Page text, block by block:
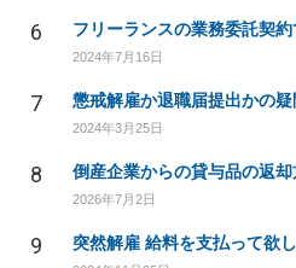
6
2024年7月16日
7
2024年3月25日
8 倒産企業からの貸与品の返
2026年7月2日
9 突然解雇 給料を支払って欲